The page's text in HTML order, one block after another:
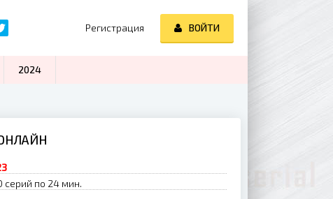
серий по 24 мин.
Регистрация ВОЙТИ
2024